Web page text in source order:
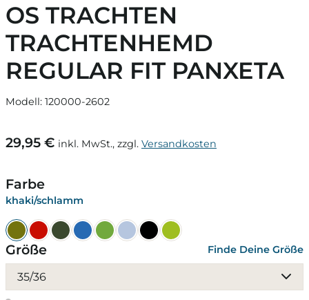
OS TRACHTEN
TRACHTENHEMD
REGULAR FIT PANXETA
Modell: 120000-2602
29,95 € inkl. MwSt., zzgl. Versandkosten
Farbe
khaki/schlamm
Größe Finde Deine Größe
35/36